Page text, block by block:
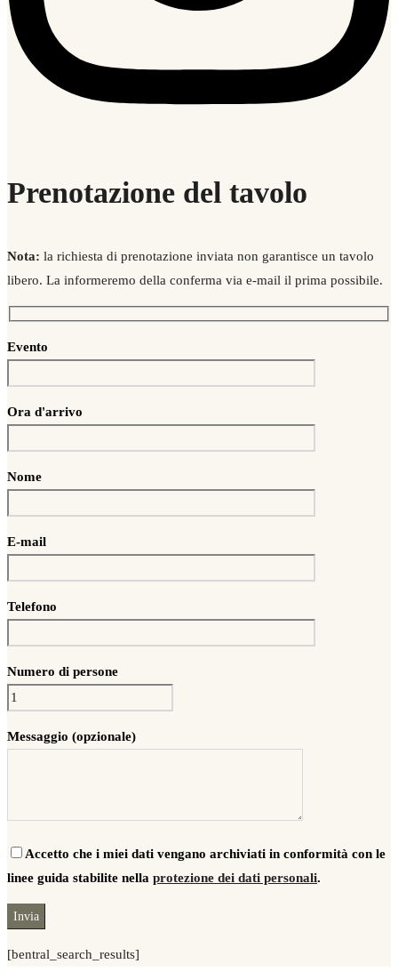
Prenotazione del tavolo
Nota: la richiesta di prenotazione inviata non garantisce un tavolo
libero. La informeremo della conferma via e-mail il prima possibile.
Evento
Ora d'arrivo
Nome
E-mail
Telefono
Numero di persone
Messaggio (opzionale)
Accetto che i miei dati vengano archiviati in conformità con le
linee guida stabilite nella protezione dei dati personali.
[bentral_search_results]